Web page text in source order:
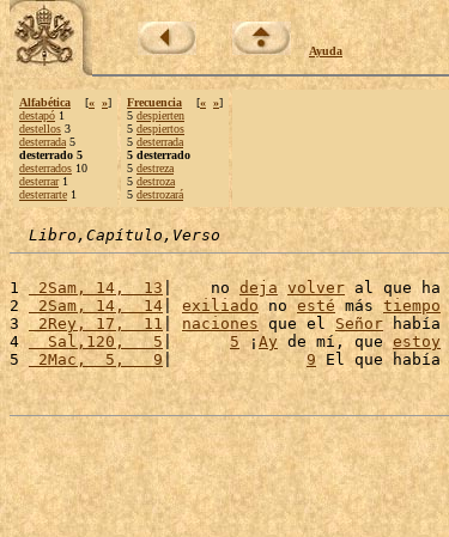
Ayuda
Alfabética [« »]
destapó 1
destellos 3
desterrada 5
desterrado 5
desterrados 10
desterrar1
desterrarte 1
Frecuencia [« »]
5 despierten
5 despiertos
5 desterrada
5 desterrado
5 destreza
5 destroza
5 destrozará
Libro,Capítulo,Verso
1 2Sam, 14,  13 |    no deja volver al que ha
2 2Sam, 14,  14 | exiliado no esté más tiempo
3
2Rey, 17,  11| naciones que el Señor había
4
  Sal,120,   5
| 5 ¡ Ay de mí, que estoy
5
2Mac,  5,   9 | 9 El que había